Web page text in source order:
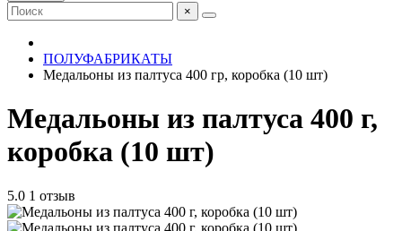
×
ПОЛУФАБРИКАТЫ
Медальоны из палтуса 400 гр, коробка (10 шт)
Медальоны из палтуса 400 г,
коробка (10 шт)
5.0 1 отзыв